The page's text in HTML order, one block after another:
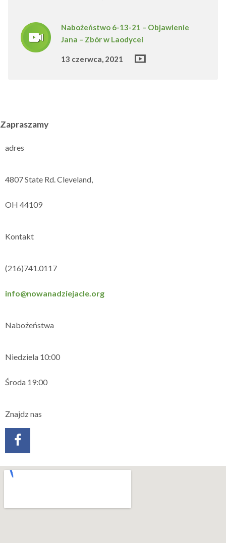
Nabożeństwo 6-13-21 – Objawienie
Jana – Zbór w Laodycei
13 czerwca, 2021
Zapraszamy
adres
4807 State Rd. Cleveland,
OH 44109
Kontakt
(216)741.0117
info@nowanadziejacle.org
Nabożeństwa
Niedziela 10:00
Środa 19:00
Znajdz nas